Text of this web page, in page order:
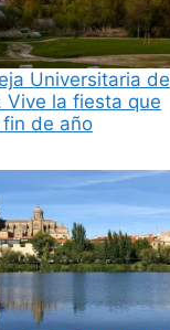
Universitaria de
Vive la fiesta que
de año